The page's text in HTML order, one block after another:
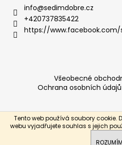
Tento web používá soubory
webu vyjadřujete souhlas s jejich
ROZUMÍM
Máte nějaké speciální přání?
info@sedimdobre.cz
+420737835422
https://www.facebook.com/
Všeobecné
Ochrana osobních údajů
Vytvořil